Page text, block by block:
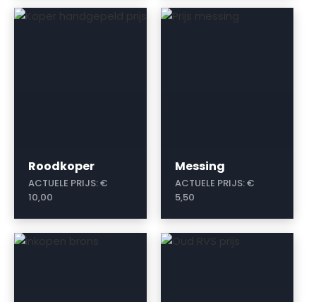
Roodkoper
ACTUELE PRIJS:€
10,00
a
Messing
ACTUELE PRIJS:€
5,50
a
a a